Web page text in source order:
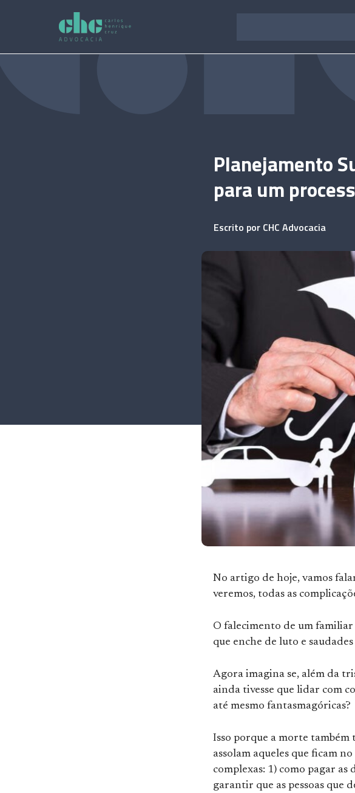
Planejamento
para um
Escrito por CHC Advocacia
No artigo de hoje, vamos
veremos, todas as
O falecimento de um
que enche de luto e
Agora imagina se, além da
ainda tivesse que lidar com
até mesmo fantasmagóricas?
Isso porque a morte também
assolam aqueles que ficam
complexas: 1) como pagar
garantir que as pessoas que